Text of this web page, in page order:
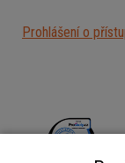
Prohlášení o